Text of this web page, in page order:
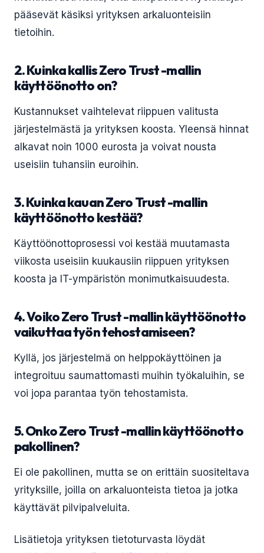
pääsevät käsiksi yrityksen arkaluonteisiin
tietoihin.
2. Kuinka kallis Zero Trust -mallin
käyttöönotto on?
Kustannukset vaihtelevat riippuen valitusta
järjestelmästä ja yrityksen koosta. Yleensä hinnat
alkavat noin 1000 eurosta ja voivat nousta
useisiin tuhansiin euroihin.
3. Kuinka kauan Zero Trust -mallin
käyttöönotto kestää?
Käyttöönottoprosessi voi kestää muutamasta
viikosta useisiin kuukausiin riippuen yrityksen
koosta ja IT-ympäristön monimutkaisuudesta.
4. Voiko Zero Trust -mallin käyttöönotto
vaikuttaa työn tehostamiseen?
Kyllä, jos järjestelmä on helppokäyttöinen ja
integroituu saumattomasti muihin työkaluihin, se
voi jopa parantaa työn tehostamista.
5. Onko Zero Trust -mallin käyttöönotto
pakollinen?
Ei ole pakollinen, mutta se on erittäin suositeltava
yrityksille, joilla on arkaluonteista tietoa ja jotka
käyttävät pilvipalveluita.
Lisätietoja yrityksen tietoturvasta löydät